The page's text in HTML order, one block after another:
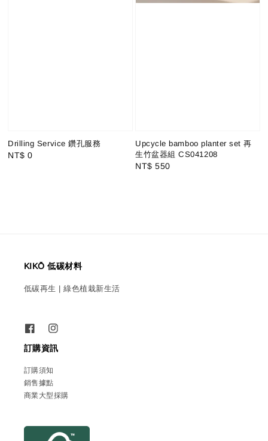
Drilling Service 鑽孔服務
Regular
NT$ 0
Upcycle bamboo planter set 再
生竹盆器組 CS041208
Regular
NT$ 550
KIKŌ 低碳材料
低碳再生 | 綠色植栽新生活
訂購資訊
訂購須知
銷售據點
商業大型採購